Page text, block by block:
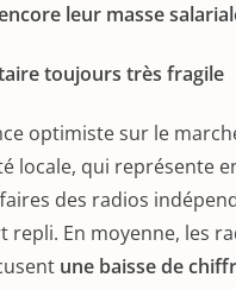
leur masse
toujours très fragile
optimiste sur le
locale, qui représente
des radios
En moyenne, les
une baisse de